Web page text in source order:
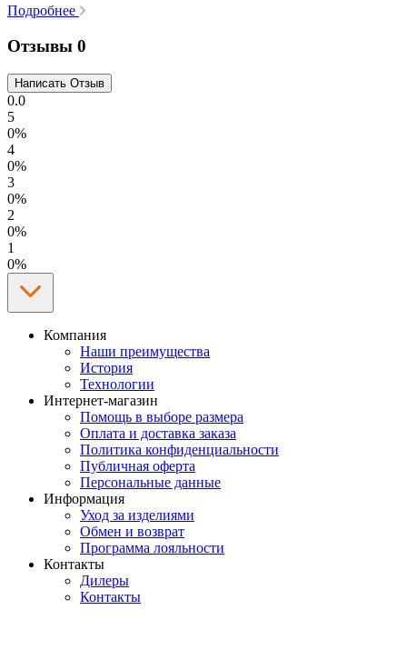
Подробнее
Отзывы 0
0.0
5
0%
4
0%
3
0%
2
0%
1
0%
Компания
Наши преимущества
История
Технологии
Интернет-магазин
Помощь в выборе размера
Оплата и доставка заказа
Политика конфиденциальности
Публичная оферта
Персональные данные
Информация
Уход за изделиями
Обмен и возврат
Программа лояльности
Контакты
Дилеры
Контакты